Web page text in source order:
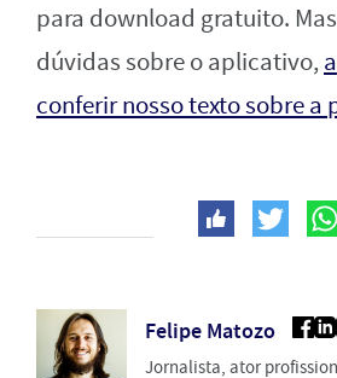
para download gratuito.
dúvidas sobre o aplicativo,
conferir nosso texto sobre a
Felipe Matozo
Jornalista, ator